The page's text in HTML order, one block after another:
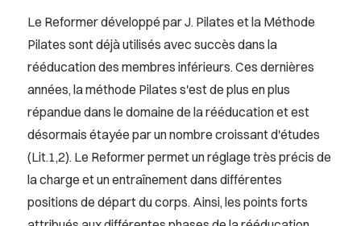
Le Reformer développé par J. Pilates et la Méthode
Pilates sont déjà utilisés avec succès dans la
rééducation des membres inférieurs. Ces dernières
années, la méthode Pilates s'est de plus en plus
répandue dans le domaine de la rééducation et est
désormais étayée par un nombre croissant d'études
(Lit.1,2). Le Reformer permet un réglage très précis de
la charge et un entraînement dans différentes
positions de départ du corps. Ainsi, les points forts